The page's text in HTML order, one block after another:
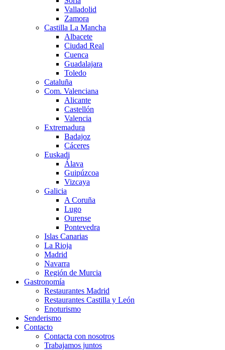
Valladolid
Zamora
Castilla La Mancha
Albacete
Ciudad Real
Cuenca
Guadalajara
Toledo
Cataluña
Com. Valenciana
Alicante
Castellón
Valencia
Extremadura
Badajoz
Cáceres
Euskadi
Álava
Guipúzcoa
Vizcaya
Galicia
A Coruña
Lugo
Ourense
Pontevedra
Islas Canarias
La Rioja
Madrid
Navarra
Región de Murcia
Gastronomía
Restaurantes Madrid
Restaurantes Castilla y León
Enoturismo
Senderismo
Contacto
Contacta con nosotros
Trabajamos juntos